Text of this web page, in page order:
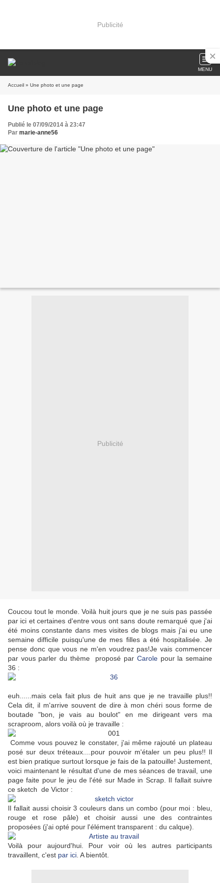
Publicité
MENU
Accueil » Une photo et une page
Une photo et une page
Publié le 07/09/2014 à 23:47
Par marie-anne56
Publicité
Coucou tout le monde. Voilà huit jours que je ne suis pas passée
par ici et certaines d'entre vous ont sans doute remarqué que j'ai
été moins constante dans mes visites de blogs mais j'ai eu une
semaine difficile puisqu'une de mes filles a été hospitalisée. Je
pense donc que vous ne m'en voudrez pas!Je vais commencer
par vous parler du thème proposé par Carolepour la semaine
36 :
euh......mais cela fait plus de huit ans que je ne travaille plus!!
Cela dit, il m'arrive souvent de dire à mon chéri sous forme de
boutade "bon, je vais au boulot" en me dirigeant vers ma
scraproom, alors voilà où je travaille :
Comme vous pouvez le constater, j'ai même rajouté un plateau
posé sur deux tréteaux....pour pouvoir m'étaler un peu plus!! Il
est bien pratique surtout lorsque je fais de la patouille! Justement,
voici maintenant le résultat d'une de mes séances de travail, une
page faite pour le jeu de l'été sur Made in Scrap. Il fallait suivre
ce sketch de Victor :
Il fallait aussi choisir 3 couleurs dans un combo (pour moi : bleu,
rouge et rose pâle) et choisir aussi une des contraintes
proposées (j'ai opté pour l'élément transparent : du calque).
Voilà pour aujourd'hui. Pour voir où les autres participants
travaillent, c'est par ici . A bientôt.